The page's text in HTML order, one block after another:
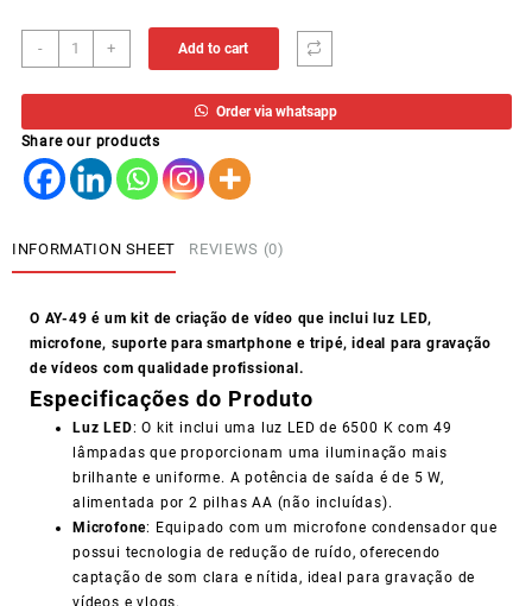
-
KIT
DE
CRIACAO
VIDEO
AY-
49
+ Add to cart
Order via whatsapp
Share our products
INFORMATION SHEET REVIEWS (0)
O AY-49 é um kit de criação de vídeo que inclui luz LED,
microfone, suporte para smartphone e tripé, ideal para gravação
de vídeos com qualidade profissional.
Especificações do Produto
Luz LED: O kit inclui uma luz LED de 6500 K com 49
lâmpadas que proporcionam uma iluminação mais
brilhante e uniforme. A potência de saída é de 5 W,
alimentada por 2 pilhas AA (não incluídas).
Microfone: Equipado com um microfone condensador que
possui tecnologia de redução de ruído, oferecendo
captação de som clara e nítida, ideal para gravação de
vídeos e vlogs.